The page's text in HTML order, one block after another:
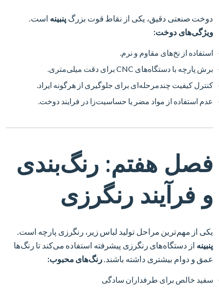
دوخت صنعتی دقیق، یکی از نقاط قوت بزرگ پنبینه است.
ویژگی‌های دوخت:
استفاده از نخ‌های مقاوم و نرم.
برش پارچه با دستگاه‌های CNC برای دقت میلی‌متری.
کنترل کیفیت چندمرحله‌ای برای جلوگیری از هرگونه ایراد.
عدم استفاده از مواد مضر یا حساسیت‌زا در فرایند دوخت.
فصل هفتم: رنگ‌بندی
و فرآیند رنگرزی
یکی از مهم‌ترین مراحل تولید لباس زیر، رنگرزی پارچه است.
پنبینه از دستگاه‌های رنگرزی پیشرفته استفاده می‌کند تا رنگ‌ها
عمق و دوام بیشتری داشته باشند.رنگ‌های محبوب:
سفید خالص برای طرفداران سادگی